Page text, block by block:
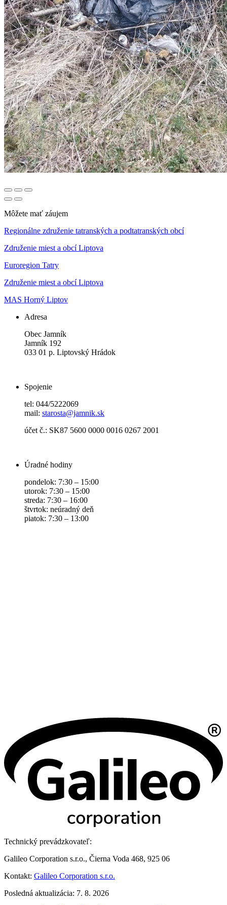
Môžete mať záujem
Regionálne združenie tatranských a podtatranských obcí
Združenie miest a obcí Liptova
Euroregion Tatry
Združenie miest a obcí Liptova
MAS Horný Liptov
Adresa
Obec Jamník
Jamník 192
033 01 p. Liptovský Hrádok
Spojenie
tel: 044/5222069
mail: starosta@jamnik.sk
účet č.: SK87 5600 0000 0016 0267 2001
Úradné hodiny
pondelok: 7:30 – 15:00
utorok: 7:30 – 15:00
streda: 7:30 – 16:00
štvrtok: neúradný deň
piatok: 7:30 – 13:00
Technický prevádzkovateľ:
Galileo Corporation s.r.o., Čierna Voda 468, 925 06
Kontakt: Galileo Corporation s.r.o.
Posledná aktualizácia: 7. 8. 2026